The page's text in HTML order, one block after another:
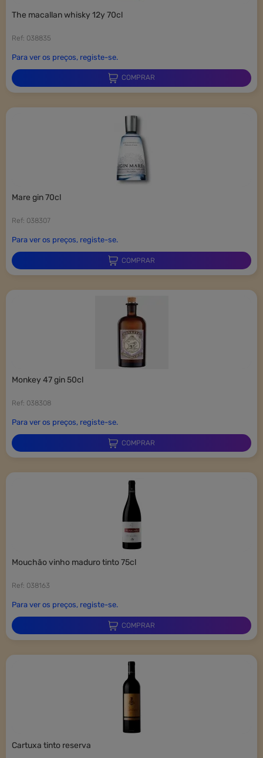
the macallan whisky 12y 70cl
Ref: 038835
Para ver os preços, registe-se.
COMPRAR
mare gin 70cl
Ref: 038307
Para ver os preços, registe-se.
COMPRAR
monkey 47 gin 50cl
Ref: 038308
Para ver os preços, registe-se.
COMPRAR
mouchão vinho maduro tinto 75cl
Ref: 038163
Para ver os preços, registe-se.
COMPRAR
cartuxa tinto reserva